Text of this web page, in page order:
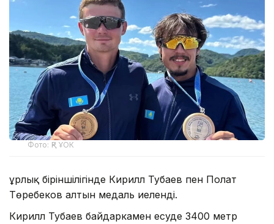
Фото: ҚР ҰОК
Құрлық біріншілігінде Кирилл Тубаев пен Полат
Төребеков алтын медаль иеленді.
Кирилл Тубаев байдаркамен есуде 3400 метр